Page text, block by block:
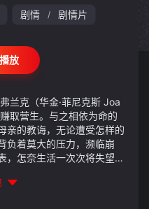
剧情 / 剧情片
放
兰克（华金·菲尼克斯 Joa
取营生。与之相依为命的
亲的教诲，无论遭受怎样的
负着莫大的压力，濒临崩
，怎奈生活一次次将失望狠
那个与之地位悬殊却从未谋
与愿违，空荡荡的地铁